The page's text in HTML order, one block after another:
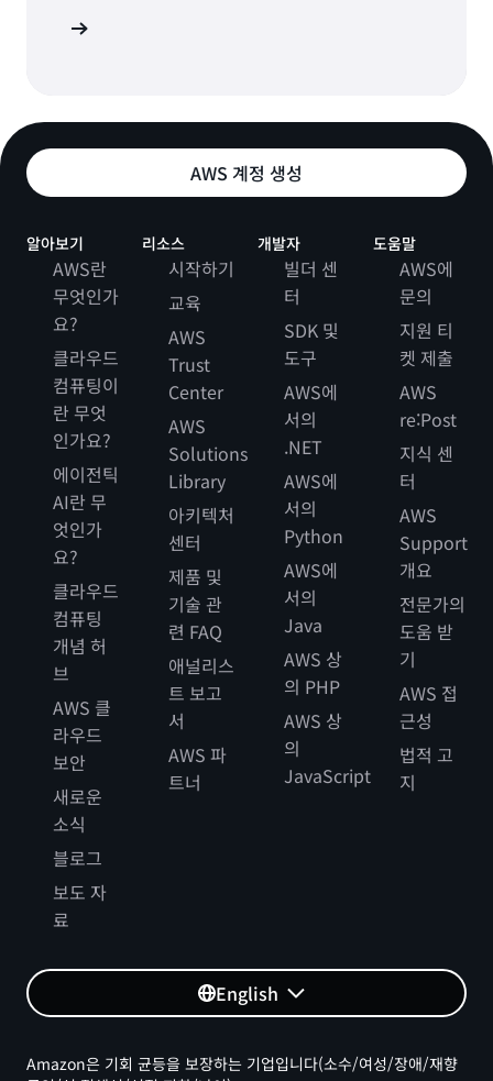
AWS 계정 생성
알아보기
AWS란
무엇인가
요?
클라우드
컴퓨팅이
란 무엇
인가요?
에이전틱
AI란 무
엇인가
요?
클라우드
컴퓨팅
개념 허
브
AWS 클
라우드
보안
새로운
소식
블로그
보도 자
료
리소스
시작하기
교육
AWS
Trust
Center
AWS
Solutions
Library
아키텍처
센터
제품 및
기술 관
련 FAQ
애널리스
트 보고
서
AWS 파
트너
개발자
빌더 센
터
SDK 및
도구
AWS에
서의
.NET
AWS에
서의
Python
AWS에
서의
Java
AWS 상
의 PHP
AWS 상
의
JavaScript
도움말
AWS에
문의
지원 티
켓 제출
AWS
re:Post
지식 센
터
AWS
Support
개요
전문가의
도움 받
기
AWS 접
근성
법적 고
지
English
Amazon은 기회 균등을 보장하는 기업입니다(소수/여성/장애/재향